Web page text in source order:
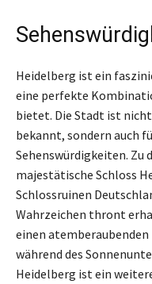
Heidelberg ist ein
eine perfekte
bietet. Die Stadt ist
bekannt, sondern auch
Sehenswürdigkeiten. Zu
majestätische Schloss
Schlossruinen
Wahrzeichen thront
einen atemberaubenden
während des
Heidelberg ist ein